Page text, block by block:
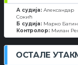
А судија: Александар
Сокић
Б судија: Марко
Контролор: Милан
ОСТАЛЕ